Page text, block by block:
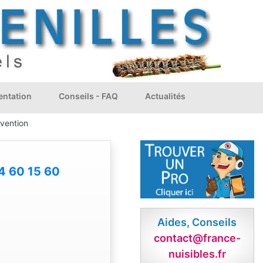
Conseils - FAQ Actualités
60 15 60
Aides, Conseils
contact@france-
nuisibles.fr